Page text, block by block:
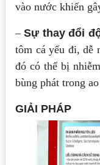
vào nước khiến
–Sự thay đổi
tôm cá yếu đi, dễ
đó có thể bị
bùng phát trong
GIẢI PHÁP